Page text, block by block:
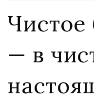
— в